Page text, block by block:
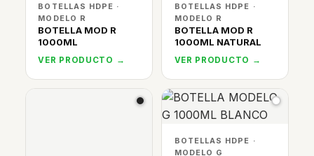
BOTELLAS HDPE ·
MODELO R
BOTELLA MOD R
1000ML
VER PRODUCTO →
BOTELLAS HDPE ·
MODELO R
BOTELLA MOD R
1000ML NATURAL
VER PRODUCTO →
BOTELLAS HDPE ·
MODELO G